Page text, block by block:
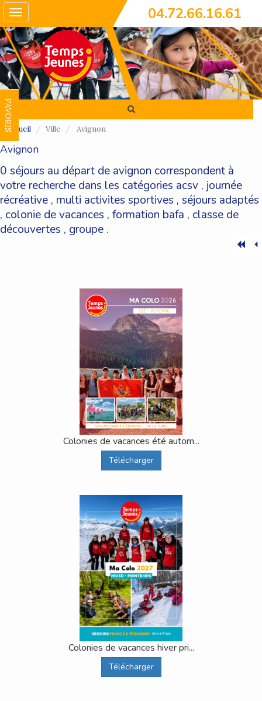
Toggle
navigation
04.72.66.16.61
FAVORIS
Accueil Ville Avignon
Avignon
0 séjours au départ de avignon correspondent à
votre recherche dans les catégories acsv , journée
récréative , multi activites sportives , séjours adaptés
, colonie de vacances , formation bafa , classe de
découvertes , groupe .
Colonies de vacances été autom...
Télécharger
Colonies de vacances hiver pri...
Télécharger